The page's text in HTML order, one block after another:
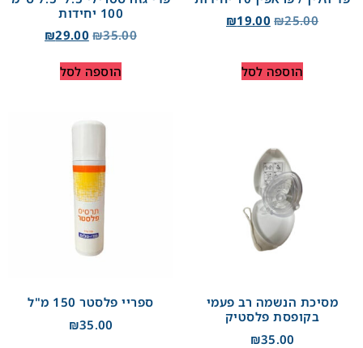
₪25.00
₪19.00
הוספה לסל
100 יחידות
₪35.00
₪29.00
הוספה לסל
מסיכת הנשמה רב פעמי
בקופסת פלסטיק
₪35.00
ספריי פלסטר 150 מ"ל
₪35.00